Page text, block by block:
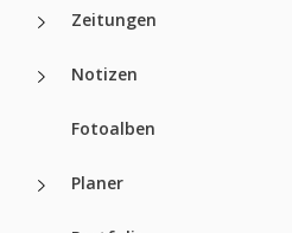
Zeitungen
Notizen
Fotoalben
Planer